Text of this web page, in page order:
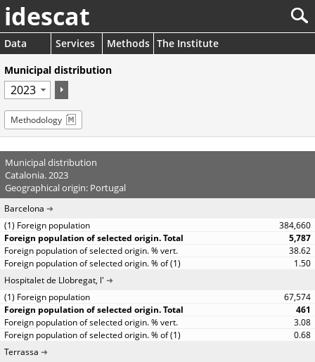
idescat
Data Services Methods The Institute
Municipal distribution
Methodology
Municipal distribution
Catalonia. 2023
Geographical origin: Portugal
Barcelona
384,660
5,787
38.62
1.50
Hospitalet de Llobregat, l'
67,574
461
3.08
0.68
Terrassa